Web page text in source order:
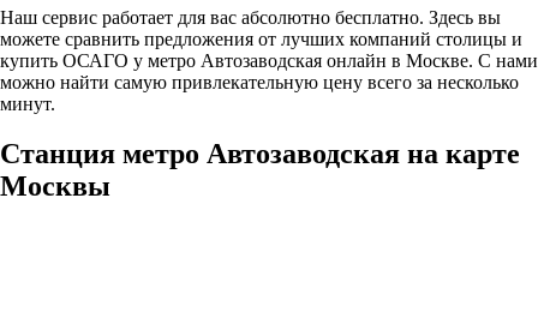
Наш сервис работает для вас абсолютно бесплатно. Здесь вы
можете сравнить предложения от лучших компаний столицы и
купить ОСАГО у метро Автозаводская онлайн в Москве. С нами
можно найти самую привлекательную цену всего за несколько
минут.
Станция метро Автозаводская на карте
Москвы